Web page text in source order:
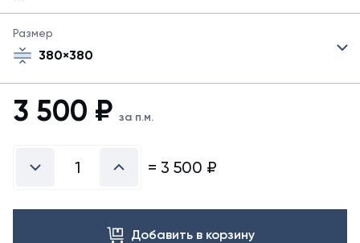
данного
Для
свяжитесь
Размер
380×380
3 500 ₽ за п.м.
= 3 500 ₽
Добавить в корзину